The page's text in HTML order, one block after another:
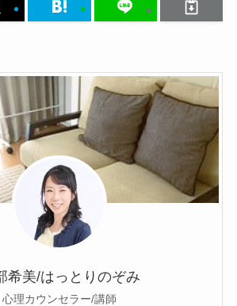
希美/はっとりのぞみ
心理カウンセラー/講師